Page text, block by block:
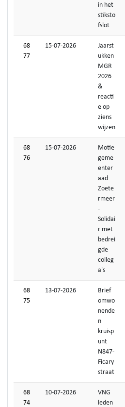
in het
stiksto
fslot
68
77
15-07-2026
Jaarst
ukken
MGR
2026
&
reacti
e op
ziens
wijzen
68
76
15-07-2026
Motie
geme
enter
aad
Zoete
rmeer
-
Solidai
r met
bedrei
gde
colleg
a's
68
75
13-07-2026
Brief
omwo
nende
n
kruisp
unt
N847-
Ficary
straat
68
74
10-07-2026
VNG
leden